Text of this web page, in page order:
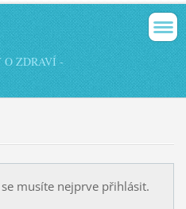
O ZDRAVÍ -
musíte nejprve přihlásit.